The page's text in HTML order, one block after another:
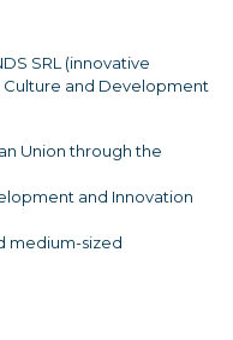
SRL (innovative
Culture and Development
Union through the
and Innovation
medium-sized